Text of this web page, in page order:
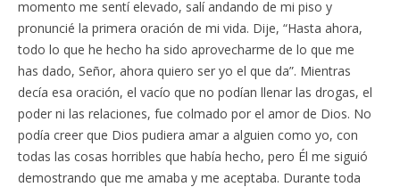
momento me sentí elevado, salí andando de mi piso y
pronuncié la primera oración de mi vida. Dije, “Hasta ahora,
todo lo que he hecho ha sido aprovecharme de lo que me
has dado, Señor, ahora quiero ser yo el que da”. Mientras
decía esa oración, el vacío que no podían llenar las drogas, el
poder ni las relaciones, fue colmado por el amor de Dios. No
podía creer que Dios pudiera amar a alguien como yo, con
todas las cosas horribles que había hecho, pero Él me siguió
demostrando que me amaba y me aceptaba. Durante toda